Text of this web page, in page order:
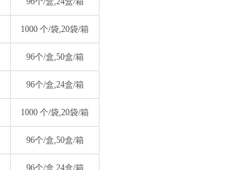
1000 个/袋,20袋/箱
96个/盒,50盒/箱
96个/盒,24盒/箱
1000 个/袋,20袋/箱
96个/盒,50盒/箱
96个/盒,24盒/箱